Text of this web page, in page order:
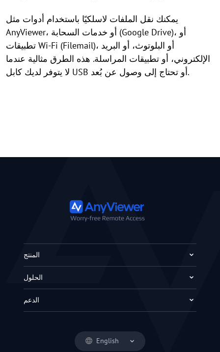
يمكنك نقل الملفات لاسلكيًا باستخدام أدوات مثل
AnyViewer، أو خدمات السحابة (Google Drive)، أو
تطبيقات Wi-Fi (Filemail)، أو البلوتوث، أو البريد
الإلكتروني، أو تطبيقات المراسلة. هذه الطرق مثالية عندما
لا يتوفر لديك كابل USB أو تحتاج إلى وصول عن بُعد.
English
المنتج
الحلول
الدعم